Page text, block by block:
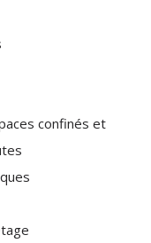
confinés et